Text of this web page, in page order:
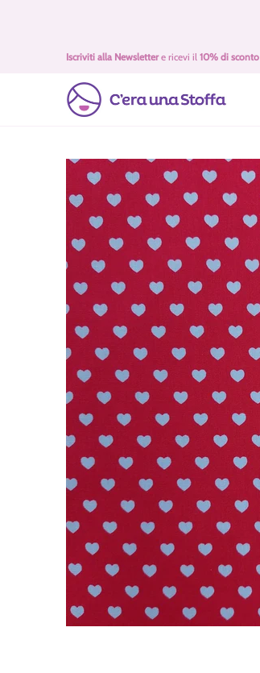
Idee Regalo 🎁 Tessuti
Iscriviti alla Newslettere ricevi il 10% di sconto
Passa al contenuto principale